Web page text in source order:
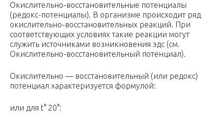
Окислительно-восстановительные потенциалы
(редокс-потенциалы). В организме происходит ряд
окислительно-восстановительных реакций. При
соответствующих условиях такие реакции могут
служить источниками возникновения эдс (см.
Окислительно-восстановительный потенциал).
Окислительно — восстановительный (или редокс)
потенциал характеризуется формулой:
или для t° 20°: